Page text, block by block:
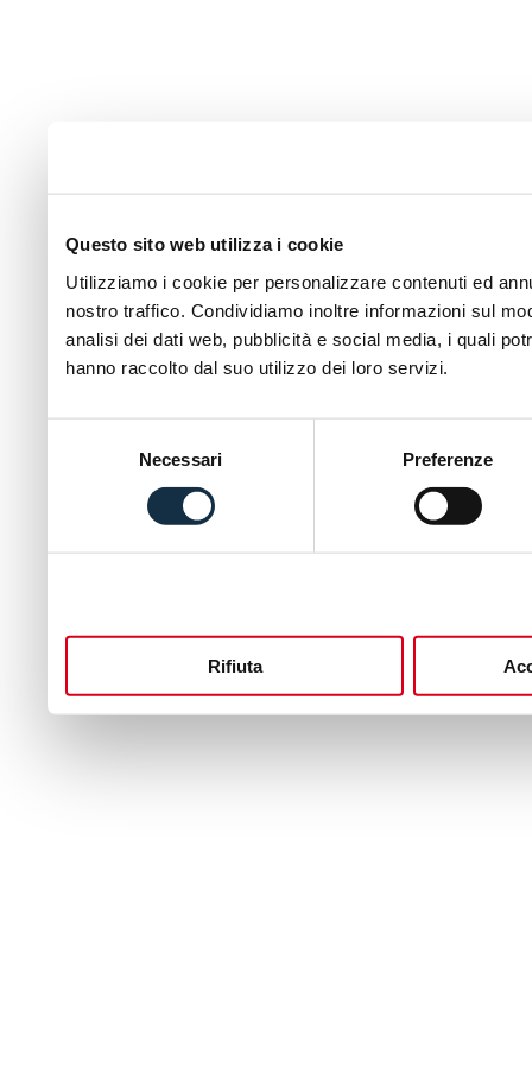
Questo sito web utilizza i cookie
Utilizziamo i cookie per personalizzare contenuti ed
nostro traffico. Condividiamo inoltre informazioni sul
analisi dei dati web, pubblicità e social media, i quali
hanno raccolto dal suo utilizzo dei loro servizi.
Necessari Preferenze
Rifiuta